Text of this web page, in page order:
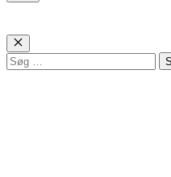
Luk
Søg
efter: